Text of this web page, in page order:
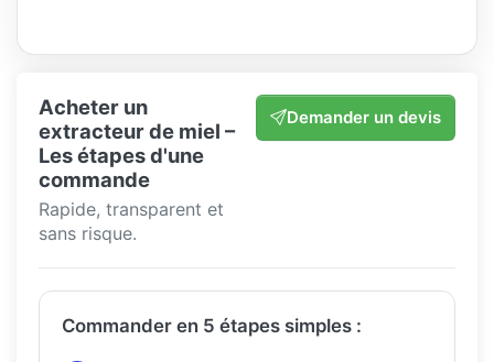
Acheter un
extracteur de miel –
Les étapes d'une
commande
Rapide, transparent et
sans risque.
Demander un devis
Commander en 5 étapes simples :